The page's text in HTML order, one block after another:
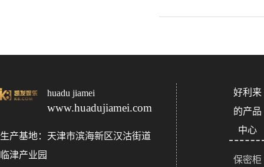
huadu jiamei
www.huadujiamei.com
生产基地：天津市滨海新区汉沽街道
临津产业园
好利来
的产品
中心
保密柜